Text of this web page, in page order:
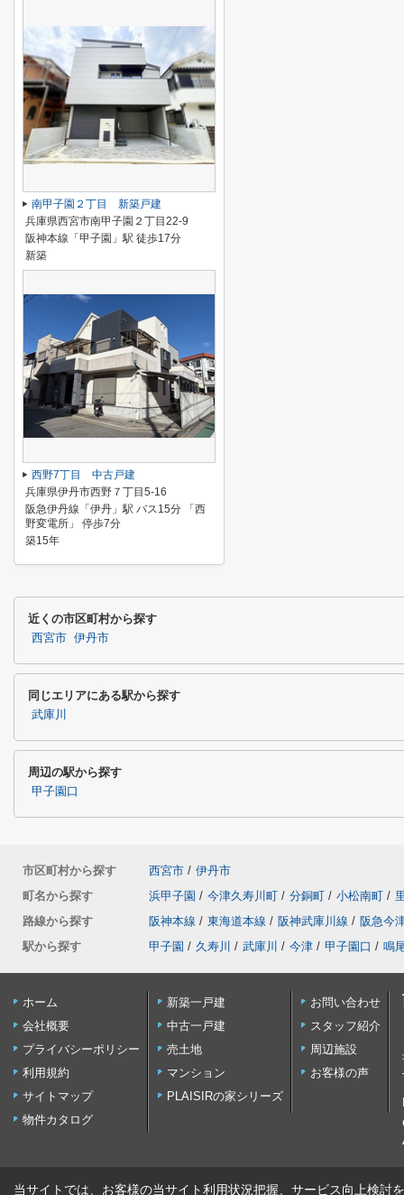
南甲子園２丁目 新築戸建
兵庫県西宮市南甲子園２丁目22-9
阪神本線「甲子園」駅 徒歩17分
新築
西野7丁目 中古戸建
兵庫県伊丹市西野７丁目5-16
阪急伊丹線「伊丹」駅 バス15分 「西
野変電所」 停歩7分
築15年
近くの市区町村から探す
西宮市 伊丹市
同じエリアにある駅から探す
武庫川
周辺の駅から探す
甲子園口
市区町村から探す 西宮市 / 伊丹市
町名から探す
浜甲子園 / 今津久寿川町 / 分銅町 / 小松南町 /
路線から探す
阪神本線 / 東海道本線 / 阪神武庫川線 / 阪急今
駅から探す
甲子園 / 久寿川 / 武庫川 / 今津 / 甲子園口 / 鳴
ホーム
会社概要
プライバシーポリシー
利用規約
サイトマップ
物件カタログ
新築一戸建
中古一戸建
売土地
マンション
PLAISIRの家シリーズ
お問い合わせ
スタッフ紹介
周辺施設
お客様の声
当サイトでは、お客様の当サイト利用状況把握、サービス向上検討